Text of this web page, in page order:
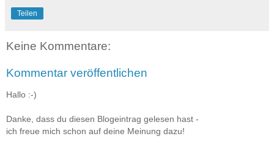
Teilen
Keine Kommentare:
Kommentar veröffentlichen
Hallo :-)
Danke, dass du diesen Blogeintrag gelesen hast -
ich freue mich schon auf deine Meinung dazu!